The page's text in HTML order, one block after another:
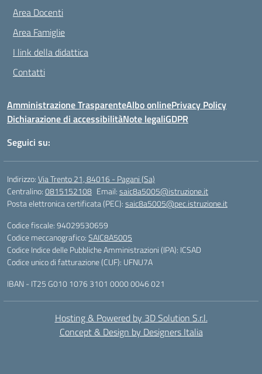
Area Docenti
Area Famiglie
I link della didattica
Contatti
Amministrazione TrasparenteAlbo onlinePrivacy Policy
Dichiarazione di accessibilitàNote legaliGDPR
Seguici su:
Indirizzo:Via Trento 21, 84016 - Pagani (Sa)
Centralino:0815152108 Email:saic8a5005@istruzione.it
Posta elettronica certificata (PEC):saic8a5005@pec.istruzione.it
Codice fiscale: 94029530659
Codice meccanografico:SAIC8A5005
Codice Indice delle Pubbliche Amministrazioni (IPA): ICSAD
Codice unico di fatturazione (CUF): UFNU7A
IBAN - IT25 G010 1076 3101 0000 0046 021
Hosting & Powered by 3D Solution S.r.l.
Concept & Design by Designers Italia